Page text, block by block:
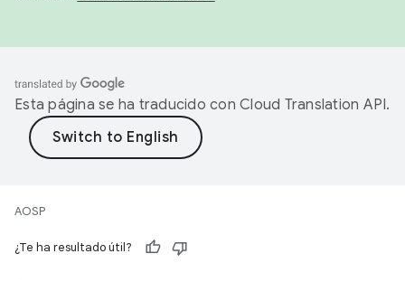
Esta página se ha traducido con Cloud Translation API.
AOSP
¿Te ha resultado útil?